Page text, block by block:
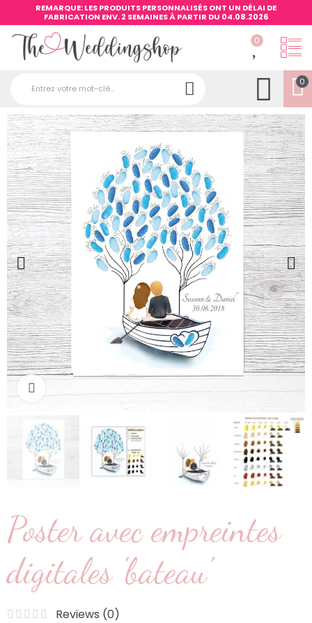
REMARQUE: LES PRODUITS PERSONNALISÉS ONT UN DÉLAI DE
FABRICATION ENV. 2 SEMAINES À PARTIR DU 04.08.2026
0
0
Poster avec empreintes
digitales 'bateau'
Reviews (0)